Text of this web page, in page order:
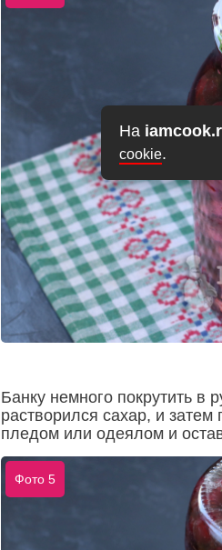
На
cookie.
Банку немного покрутить в
растворился сахар, и
пледом или одеялом и
Фото 5